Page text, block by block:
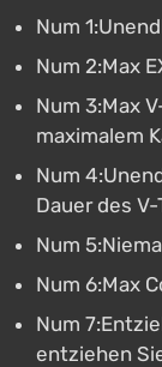
Num
Num 2:Max
Num 3:Max
maximalem
Num
Dauer des
Num
Num 6:Max
Num
entziehen